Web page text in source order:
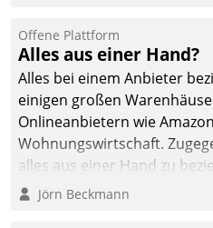
Offene Plattform
Alles aus einer Hand?
Alles bei einem Anbieter
einigen großen
Onlineanbietern wie
Wohnungswirtschaft.
alles aus einer Hand zu
Jörn Beckmann